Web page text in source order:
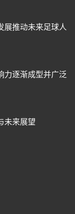
展推动未来足球人
力逐渐成型并广泛
未来展望